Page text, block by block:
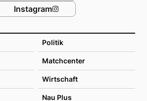
Politik
Matchcenter
Wirtschaft
Nau Plus
Instagram